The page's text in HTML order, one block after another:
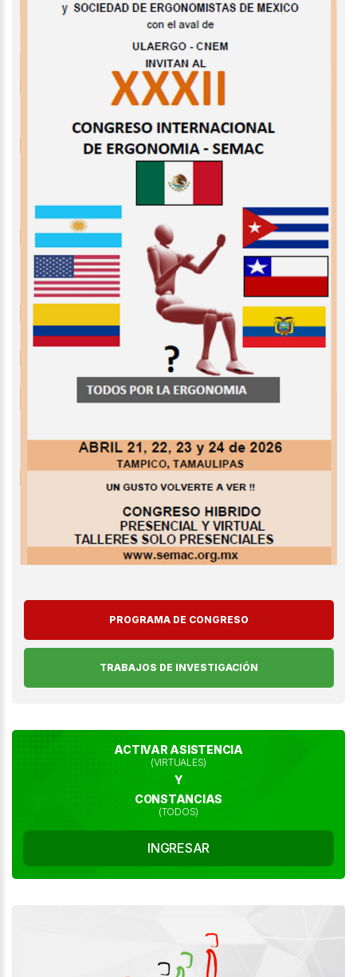
PROGRAMA DE CONGRESO
TRABAJOS DE INVESTIGACIÓN
ACTIVAR ASISTENCIA
(VIRTUALES)
Y
CONSTANCIAS
(TODOS)
INGRESAR